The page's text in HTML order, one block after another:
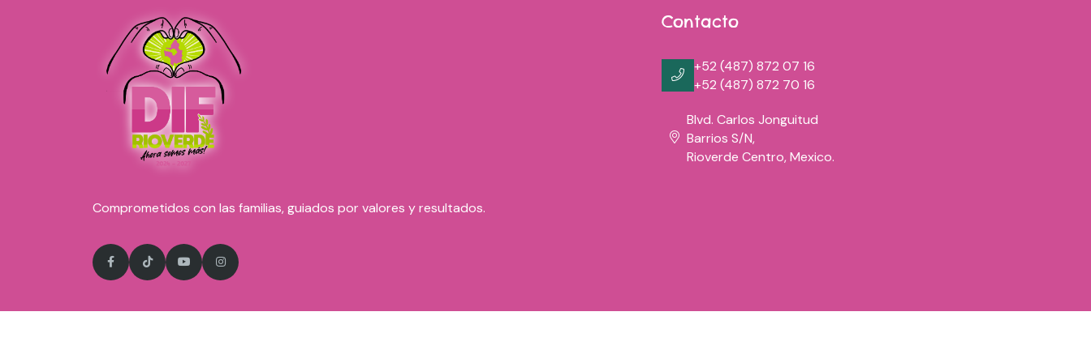
Comprometidos con las familias, guiados por valores y resultados.
Contacto
+52 (487) 872 07 16
+52 (487) 872 70 16
Blvd. Carlos Jonguitud
Barrios S/n,
Rioverde Centro, Mexico.